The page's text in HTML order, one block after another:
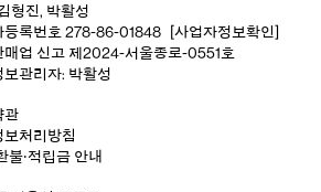
형진, 박활성
등록번호 278-86-01848
[사업자정보확인]
매업 신고 제2024-서울종로-0551호
보관리자: 박활성
관
보처리방침
불‧적립금 안내